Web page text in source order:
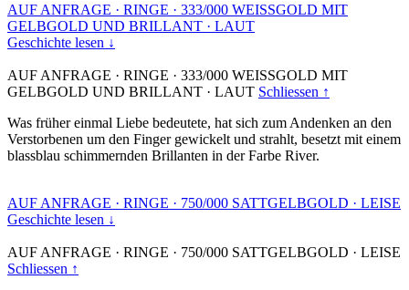
AUF ANFRAGE · RINGE · 333/000 WEISSGOLD MIT
GELBGOLD UND BRILLANT · LAUT
Geschichte lesen ↓
AUF ANFRAGE · RINGE · 333/000 WEISSGOLD MIT
GELBGOLD UND BRILLANT · LAUT Schliessen ↑
Was früher einmal Liebe bedeutete, hat sich zum Andenken an den
Verstorbenen um den Finger gewickelt und strahlt, besetzt mit einem
blassblau schimmernden Brillanten in der Farbe River.
AUF ANFRAGE · RINGE · 750/000 SATTGELBGOLD · LEISE
Geschichte lesen ↓
AUF ANFRAGE · RINGE · 750/000 SATTGELBGOLD · LEISE
Schliessen ↑